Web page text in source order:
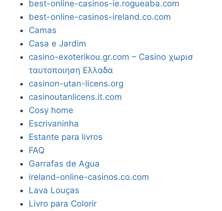
best-online-casinos-ie.rogueaba.com
best-online-casinos-ireland.co.com
Camas
Casa e Jardim
casino-exoterikou.gr.com – Casino χωρισ
ταυτοποιηση Ελλαδα
casinon-utan-licens.org
casinoutanlicens.it.com
Cosy home
Escrivaninha
Estante para livros
FAQ
Garrafas de Agua
ireland-online-casinos.co.com
Lava Louças
Livro para Colorir